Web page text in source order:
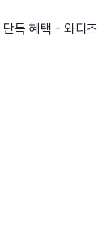
독 혜택 - 와디